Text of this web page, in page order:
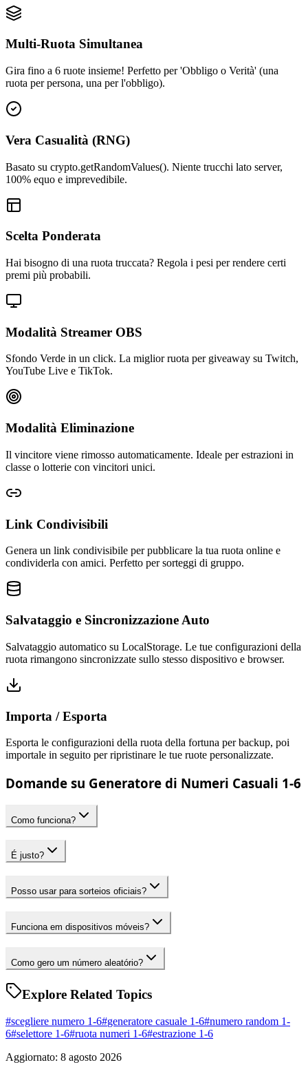
Multi-Ruota Simultanea
Gira fino a 6 ruote insieme! Perfetto per 'Obbligo o Verità' (una
ruota per persona, una per l'obbligo).
Vera Casualità (RNG)
Basato su crypto.getRandomValues(). Niente trucchi lato server,
100% equo e imprevedibile.
Scelta Ponderata
Hai bisogno di una ruota truccata? Regola i pesi per rendere certi
premi più probabili.
Modalità Streamer OBS
Sfondo Verde in un click. La miglior ruota per giveaway su Twitch,
YouTube Live e TikTok.
Modalità Eliminazione
Il vincitore viene rimosso automaticamente. Ideale per estrazioni in
classe o lotterie con vincitori unici.
Link Condivisibili
Genera un link condivisibile per pubblicare la tua ruota online e
condividerla con amici. Perfetto per sorteggi di gruppo.
Salvataggio e Sincronizzazione Auto
Salvataggio automatico su LocalStorage. Le tue configurazioni della
ruota rimangono sincronizzate sullo stesso dispositivo e browser.
Importa / Esporta
Esporta le configurazioni della ruota della fortuna per backup, poi
importale in seguito per ripristinare le tue ruote personalizzate.
Domande su Generatore di Numeri Casuali 1-6
Como funciona?
É justo?
Posso usar para sorteios oficiais?
Funciona em dispositivos móveis?
Como gero um número aleatório?
Explore Related Topics
#scegliere numero 1-6#generatore casuale 1-6#numero random 1-
6#selettore 1-6#ruota numeri 1-6#estrazione 1-6
Aggiornato: 8 agosto 2026